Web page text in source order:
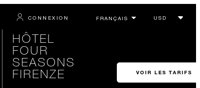
CONNEXION
HÔTEL
FOUR
SEASONS
FIRENZE
VOIR LES TARIFS